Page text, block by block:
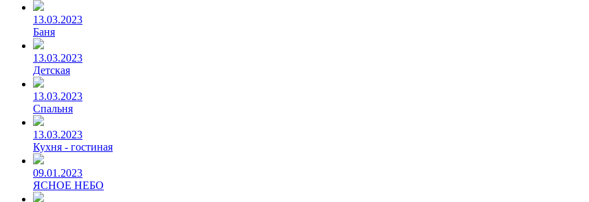
13.03.2023
Баня
13.03.2023
Детская
13.03.2023
Спальня
13.03.2023
Кухня - гостиная
09.01.2023
ЯСНОЕ НЕБО